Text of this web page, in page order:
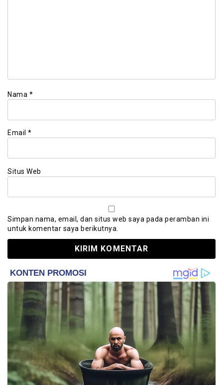
Nama *
Email *
Situs Web
Simpan nama, email, dan situs web saya pada peramban ini
untuk komentar saya berikutnya.